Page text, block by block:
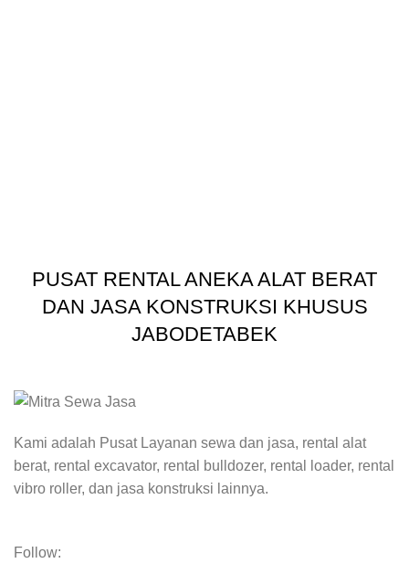
PUSAT RENTAL ANEKA ALAT BERAT
DAN JASA KONSTRUKSI KHUSUS
JABODETABEK
Kami adalah Pusat Layanan sewa dan jasa, rental alat
berat, rental excavator, rental bulldozer, rental loader, rental
vibro roller, dan jasa konstruksi lainnya.
Follow: